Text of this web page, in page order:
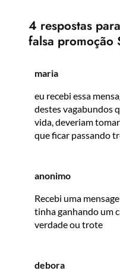
4 respostas
falsa promoção
maria
eu recebi essa
destes vagabundos
vida, deveriam
que ficar passando
anonimo
Recebi uma
tinha ganhando um
verdade ou trote
debora